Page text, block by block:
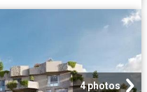
4 photos